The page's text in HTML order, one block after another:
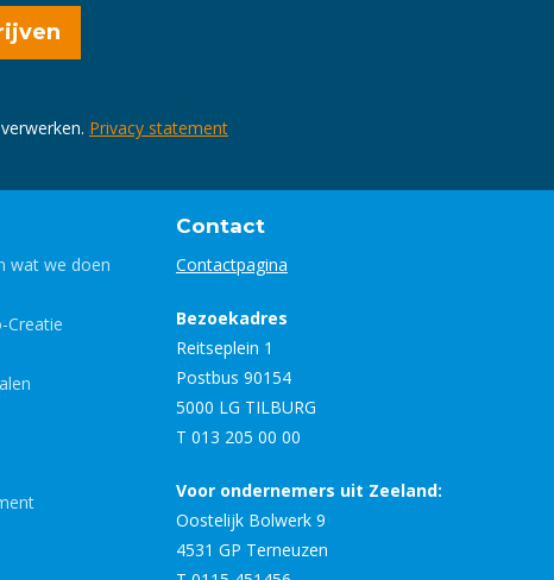
Privacy statement
wat we doen
Creatie
Contact
Contactpagina
Bezoekadres
Reitseplein 1
Postbus 90154
5000 LG TILBURG
T 013 205 00 00
Voor ondernemers uit Zeeland:
Oostelijk Bolwerk 9
4531 GP Terneuzen